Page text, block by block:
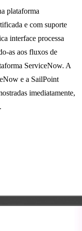
plataforma
e com suporte
interface processa
as aos fluxos de
ServiceNow. A
e a SailPoint
imediatamente,